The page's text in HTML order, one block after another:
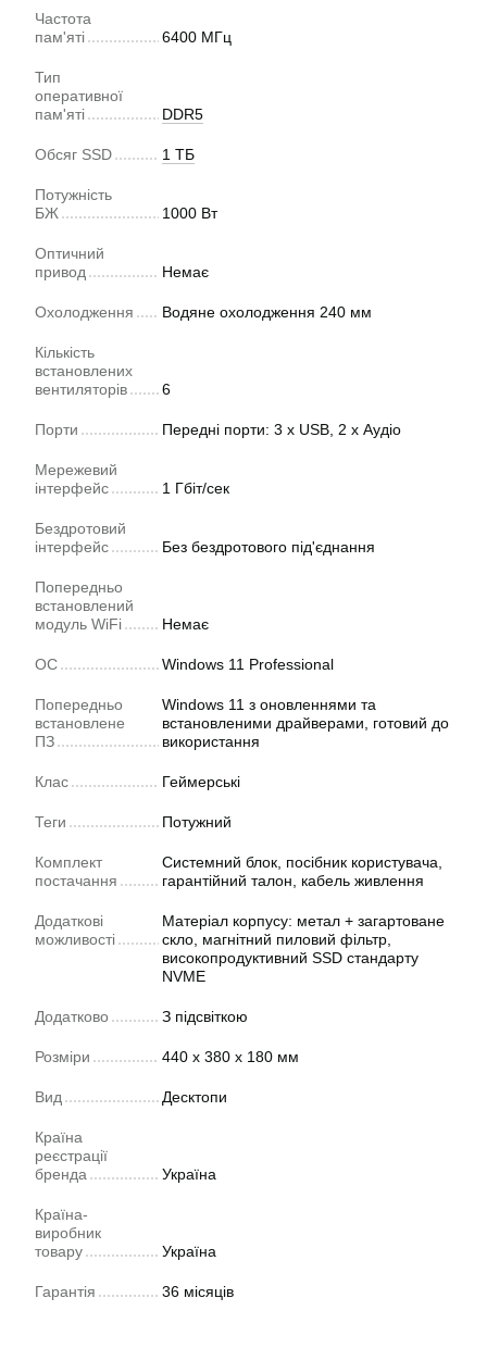
Частота
пам'яті
6400 МГц
Тип
оперативної
пам'яті
DDR5
Обсяг SSD 1 ТБ
Потужність
БЖ
1000 Вт
Оптичний
привод
Немає
Охолодження Водяне охолодження 240 мм
Кількість
встановлених
вентиляторів
6
Порти Передні порти: 3 х USB, 2 х Аудіо
Мережевий
інтерфейс
1 Гбіт/сек
Бездротовий
інтерфейс
Без бездротового під'єднання
Попередньо
встановлений
модуль WiFi
Немає
ОС Windows 11 Professional
Попередньо
встановлене
ПЗ
Windows 11 з оновленнями та
встановленими драйверами, готовий до
використання
Клас Геймерські
Теги Потужний
Комплект
постачання
Системний блок, посібник користувача,
гарантійний талон, кабель живлення
Додаткові
можливості
Матеріал корпусу: метал + загартоване
скло, магнітний пиловий фільтр,
високопродуктивний SSD стандарту
NVME
Додатково З підсвіткою
Розміри 440 х 380 х 180 мм
Вид Десктопи
Країна
реєстрації
бренда
Україна
Країна-
виробник
товару
Україна
Гарантія 36 місяців